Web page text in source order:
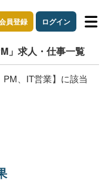
員登録 ログイン
」求人・仕事一覧
、IT営業】に該当